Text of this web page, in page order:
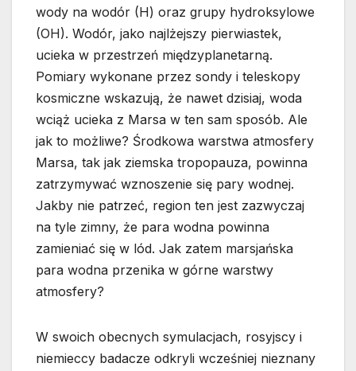
wody na wodór (H) oraz grupy hydroksylowe
(OH). Wodór, jako najlżejszy pierwiastek,
ucieka w przestrzeń międzyplanetarną.
Pomiary wykonane przez sondy i teleskopy
kosmiczne wskazują, że nawet dzisiaj, woda
wciąż ucieka z Marsa w ten sam sposób. Ale
jak to możliwe? Środkowa warstwa atmosfery
Marsa, tak jak ziemska tropopauza, powinna
zatrzymywać wznoszenie się pary wodnej.
Jakby nie patrzeć, region ten jest zazwyczaj
na tyle zimny, że para wodna powinna
zamieniać się w lód. Jak zatem marsjańska
para wodna przenika w górne warstwy
atmosfery?
W swoich obecnych symulacjach, rosyjscy i
niemieccy badacze odkryli wcześniej nieznany